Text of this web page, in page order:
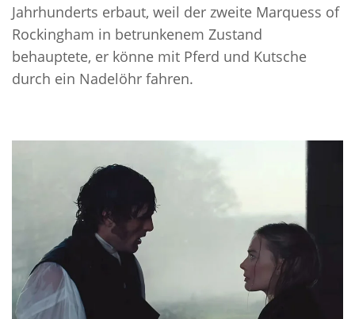
Jahrhunderts erbaut, weil der zweite Marquess of
Rockingham in betrunkenem Zustand
behauptete, er könne mit Pferd und Kutsche
durch ein Nadelöhr fahren.